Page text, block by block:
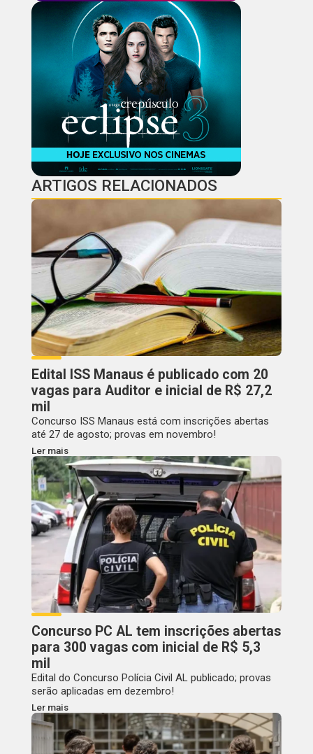
ARTIGOS RELACIONADOS
Edital ISS Manaus é publicado com 20
vagas para Auditor e inicial de R$ 27,2
mil
Concurso ISS Manaus está com inscrições abertas
até 27 de agosto; provas em novembro!
Ler mais
Concurso PC AL tem inscrições abertas
para 300 vagas com inicial de R$ 5,3
mil
Edital do Concurso Polícia Civil AL publicado; provas
serão aplicadas em dezembro!
Ler mais